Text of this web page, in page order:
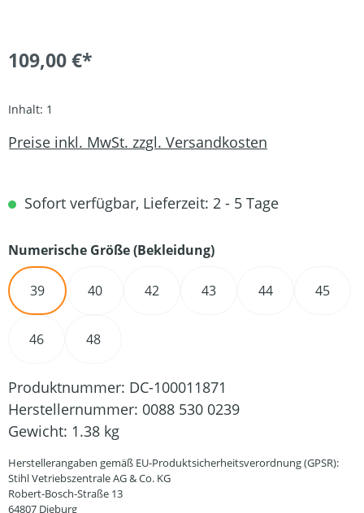
109,00 €*
Inhalt: 1
Preise inkl. MwSt. zzgl. Versandkosten
Sofort verfügbar, Lieferzeit: 2 - 5 Tage
Numerische Größe (Bekleidung)auswählen
39 40 42 43 44 45
46 48
Produktnummer: DC-100011871
Herstellernummer: 0088 530 0239
Gewicht: 1.38 kg
Herstellerangaben gemäß EU-Produktsicherheitsverordnung (GPSR):
Stihl Vetriebszentrale AG & Co. KG
Robert-Bosch-Straße 13
64807 Dieburg